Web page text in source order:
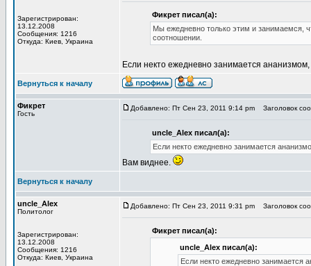
Зарегистрирован:
13.12.2008
Сообщения: 1216
Откуда: Киев, Украина
Фикрет писал(а):
Мы ежедневно только этим и занимаемся,
соотношении.
Если некто ежедневно занимается ананизмом,
Вернуться к началу
Фикрет
Гость
Добавлено: Пт Сен 23, 2011 9:14 pm Заголовок
uncle_Alex писал(а):
Если некто ежедневно занимается
Вам виднее.
Вернуться к началу
uncle_Alex
Политолог
Зарегистрирован:
13.12.2008
Сообщения: 1216
Откуда: Киев, Украина
Добавлено: Пт Сен 23, 2011 9:31 pm Заголовок
Фикрет писал(а):
uncle_Alex писал(а):
Если некто ежедневно занимается